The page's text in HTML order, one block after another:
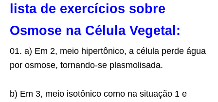
lista de exercícios sobre
Osmose na Célula Vegetal:
01. a) Em 2, meio hipertônico, a célula perde água
por osmose, tornando-se plasmolisada.
b) Em 3, meio isotônico como na situação 1 e